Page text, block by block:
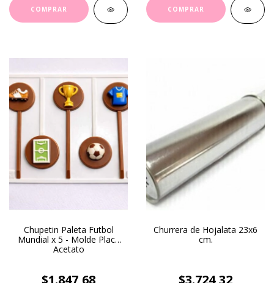
Chupetin Paleta Futbol
Mundial x 5 - Molde Placa
Acetato
$1.847,68
Churrera de Hojalata 23x6
cm.
$3.724,32